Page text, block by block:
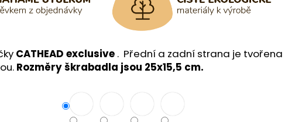
CATHEAD exclusive . Přední a zadní strana je tvořena
Rozměry škrabadla jsou 25x15,5 cm.